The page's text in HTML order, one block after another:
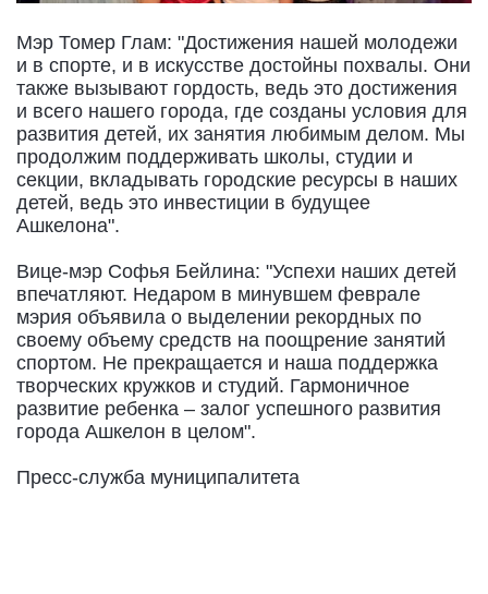
Мэр Томер Глам: "Достижения нашей молодежи
и в спорте, и в искусстве достойны похвалы. Они
также вызывают гордость, ведь это достижения
и всего нашего города, где созданы условия для
развития детей, их занятия любимым делом. Мы
продолжим поддерживать школы, студии и
секции, вкладывать городские ресурсы в наших
детей, ведь это инвестиции в будущее
Ашкелона".
Вице-мэр Софья Бейлина: "Успехи наших детей
впечатляют. Недаром в минувшем феврале
мэрия объявила о выделении рекордных по
своему объему средств на поощрение занятий
спортом. Не прекращается и наша поддержка
творческих кружков и студий. Гармоничное
развитие ребенка – залог успешного развития
города Ашкелон в целом".
Пресс-служба муниципалитета